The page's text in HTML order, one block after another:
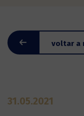
voltar a
31.05.2021